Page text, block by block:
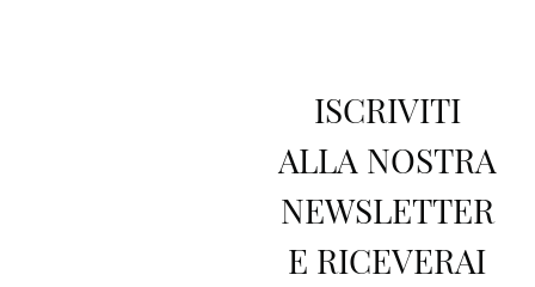
ISCRIVITI
ALLA NOSTRA
NEWSLETTER
E RICEVERAI